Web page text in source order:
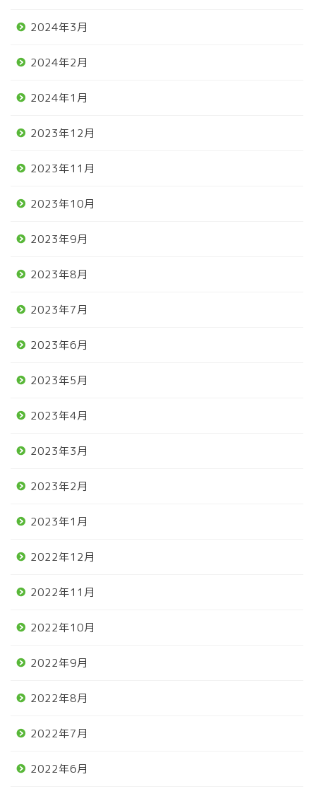
2024年3月
2024年2月
2024年1月
2023年12月
2023年11月
2023年10月
2023年9月
2023年8月
2023年7月
2023年6月
2023年5月
2023年4月
2023年3月
2023年2月
2023年1月
2022年12月
2022年11月
2022年10月
2022年9月
2022年8月
2022年7月
2022年6月